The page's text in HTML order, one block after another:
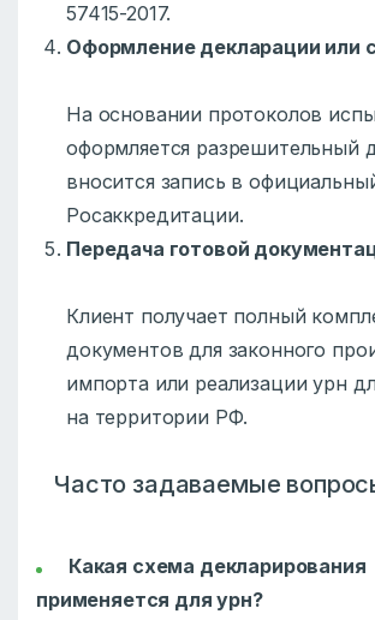
57415-2017.
Оформление декларации или
На основании протоколов
оформляется разрешительный
вносится запись в
Росаккредитации.
Передача готовой
Клиент получает полный
документов для законного
импорта или реализации урн
на территории РФ.
Часто задаваемые
Какая схема декларирования
применяется для урн?